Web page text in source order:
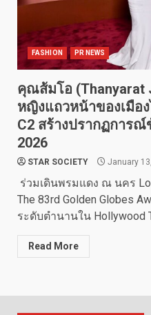
FASHION PR NEWS
คุณส้มโอ (Thanyarat
หญิงแถวหน้าของเมือ
C2 สร้างปรากฏการ
2026
STAR SOCIETY January
ร่วมเดินพรมแดง ณ นคร
The 83rd Golden Globes
ระดับตำนานใน Hollywood
Read More